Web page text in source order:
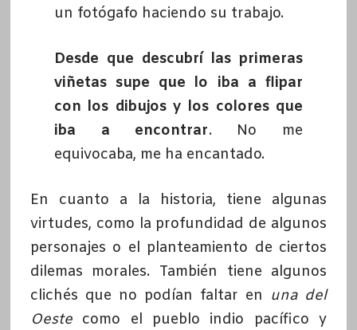
un fotógafo haciendo su trabajo.
Desde que descubrí las primeras
viñetas supe que lo iba a flipar
con los dibujos y los colores que
iba a encontrar. No me
equivocaba, me ha encantado.
En cuanto a la historia, tiene algunas
virtudes, como la profundidad de algunos
personajes o el planteamiento de ciertos
dilemas morales. También tiene algunos
clichés que no podían faltar en una del
Oestecomo el pueblo indio pacífico y